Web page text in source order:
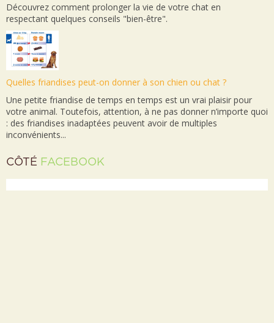
Découvrez comment prolonger la vie de votre chat en
respectant quelques conseils "bien-être".
Quelles friandises peut-on donner à son chien ou chat ?
Une petite friandise de temps en temps est un vrai plaisir pour
votre animal. Toutefois, attention, à ne pas donner n’importe quoi
: des friandises inadaptées peuvent avoir de multiples
inconvénients...
CÔTÉ FACEBOOK